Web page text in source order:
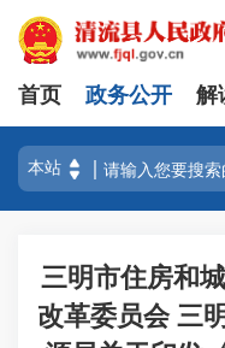
首页 政务公开 解
三明市住房和
改革委员会 三